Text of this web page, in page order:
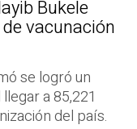
Bukele
vacunación
se logró un
a 85,221
del país.